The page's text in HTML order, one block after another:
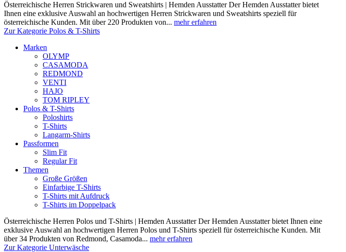
Österreichische Herren Strickwaren und Sweatshirts | Hemden Ausstatter Der Hemden Ausstatter bietet
Ihnen eine exklusive Auswahl an hochwertigen Herren Strickwaren und Sweatshirts speziell für
österreichische Kunden. Mit über 220 Produkten von... mehr erfahren
Zur Kategorie Polos & T-Shirts
Marken
OLYMP
CASAMODA
REDMOND
VENTI
HAJO
TOM RIPLEY
Polos & T-Shirts
Poloshirts
T-Shirts
Langarm-Shirts
Passformen
Slim Fit
Regular Fit
Themen
Große Größen
Einfarbige T-Shirts
T-Shirts mit Aufdruck
T-Shirts im Doppelpack
Österreichische Herren Polos und T-Shirts | Hemden Ausstatter Der Hemden Ausstatter bietet Ihnen eine
exklusive Auswahl an hochwertigen Herren Polos und T-Shirts speziell für österreichische Kunden. Mit
über 34 Produkten von Redmond, Casamoda... mehr erfahren
Zur Kategorie Unterwäsche